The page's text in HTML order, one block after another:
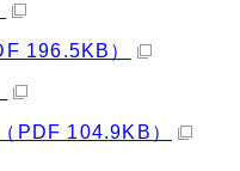
196.5KB）
PDF 104.9KB）